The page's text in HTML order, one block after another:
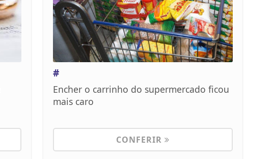
#
Encher o carrinho do supermercado ficou
mais caro
CONFERIR